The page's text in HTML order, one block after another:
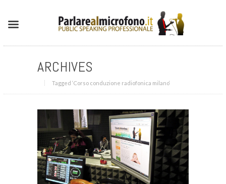
ARCHIVES
Tagged ‘Corso conduzione radiofonica milano‘